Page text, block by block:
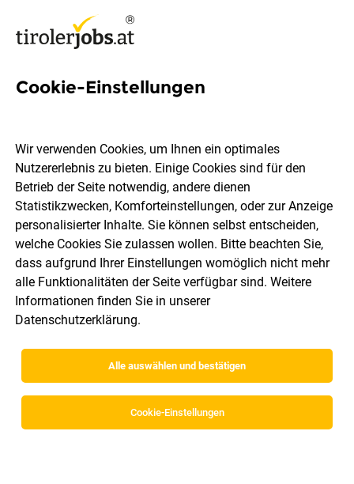
Verkaufsmitarbeiter (m/w/d)
Bahnhof
HOFER KG
Ötztal-Bahnhof Teilzeit 29.07.2026
Cookie-Einstellungen
Wir verwenden Cookies, um Ihnen ein optimales
Nutzererlebnis zu bieten. Einige Cookies sind für den
Betrieb der Seite notwendig, andere dienen
Statistikzwecken, Komforteinstellungen, oder zur Anzeige
personalisierter Inhalte. Sie können selbst entscheiden,
welche Cookies Sie zulassen wollen. Bitte beachten Sie,
dass aufgrund Ihrer Einstellungen womöglich nicht mehr
alle Funktionalitäten der Seite verfügbar sind. Weitere
Informationen finden Sie in unserer
Datenschutzerklärung.
Alle auswählen und bestätigen
Cookie-Einstellungen